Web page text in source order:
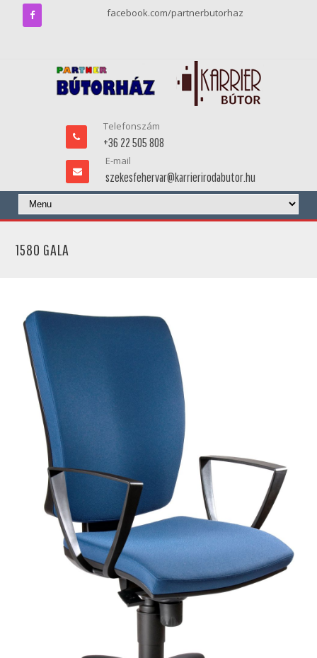
facebook.com/partnerbutorhaz
Telefonszám
+36 22 505 808
E-mail
szekesfehervar@karrierirodabutor.hu
1580 GALA